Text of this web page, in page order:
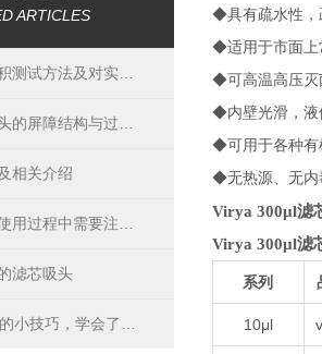
ARTICLES
相关介绍
滤芯吸头
◆具有疏水性，
◆适用于市面上
◆可高温高压灭
◆内壁光滑，液
◆可用于各种有
◆无热源、无内
Virya 300μl滤
Virya 300μl滤
系列
10μl